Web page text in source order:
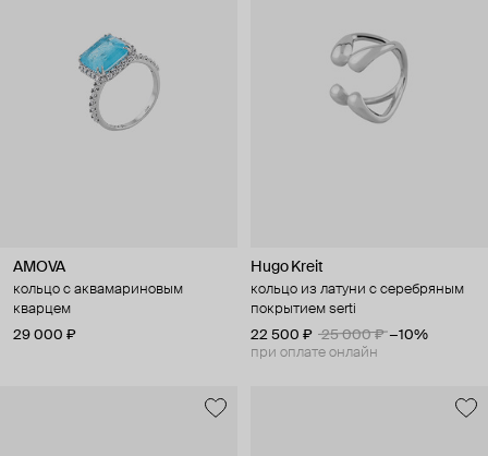
AMOVA
кольцо с аквамариновым
кварцем
29 000 ₽
Hugo Kreit
кольцо из латуни с серебряным
покрытием serti
22 500 ₽
25 000 ₽ −10%
при оплате онлайн